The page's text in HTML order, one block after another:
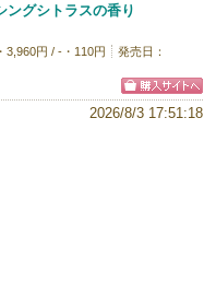
ングシトラスの香り
3,960円 / -・110円
発売日：
2026/8/3 17:51:18